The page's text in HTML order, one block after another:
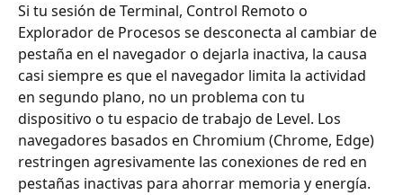
Si tu sesión de Terminal, Control Remoto o
Explorador de Procesos se desconecta al cambiar de
pestaña en el navegador o dejarla inactiva, la causa
casi siempre es que el navegador limita la actividad
en segundo plano, no un problema con tu
dispositivo o tu espacio de trabajo de Level. Los
navegadores basados en Chromium (Chrome, Edge)
restringen agresivamente las conexiones de red en
pestañas inactivas para ahorrar memoria y energía.